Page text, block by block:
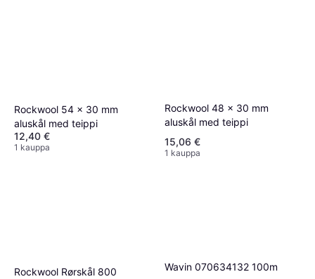
Rockwool 54 x 30 mm
aluskål med teippi
12,40 €
1 kauppa
Rockwool 48 x 30 mm
aluskål med teippi
15,06 €
1 kauppa
Rockwool Rørskål 800
Wavin 070634132 100m